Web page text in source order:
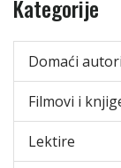
Kategorije
Domaći autori
Filmovi i
Lektire